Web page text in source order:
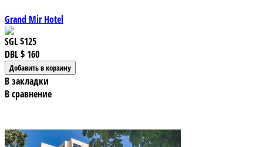
Grand Mir Hotel
SGL$125
DBL$ 160
В закладки
В сравнение